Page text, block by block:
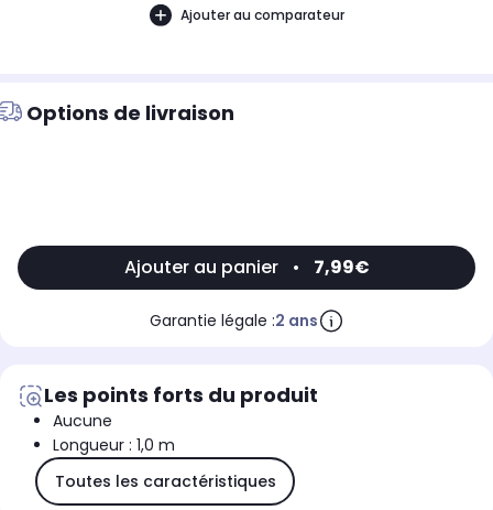
Ajouter au comparateur
Options de livraison
Ajouter au panier • 7,99€
Garantie légale :2 ans
Les points forts du produit
Aucune
Longueur : 1,0 m
Toutes les caractéristiques